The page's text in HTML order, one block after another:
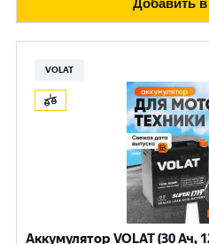
Добавить в
VOLAT
Аккумулятор VOLAT (30 Ач,